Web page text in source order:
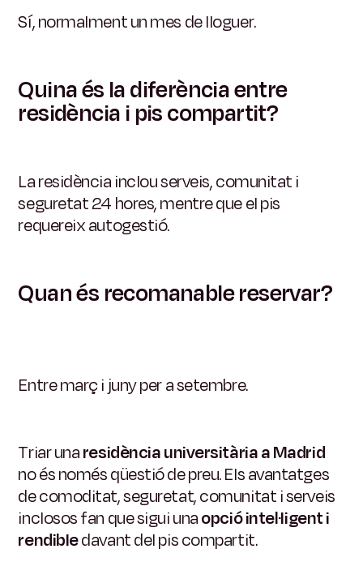
Sí, normalment un mes de lloguer.
Quina és la diferència entre
residència i pis compartit?
La residència inclou serveis, comunitat i
seguretat 24 hores, mentre que el pis
requereix autogestió.
Quan és recomanable reservar?
Entre març i juny per a setembre.
Triar unaresidència universitària a Madrid
no és només qüestió de preu. Els avantatges
de comoditat, seguretat, comunitat i serveis
inclosos fan que sigui unaopció intel·ligent i
rendibledavant del pis compartit.